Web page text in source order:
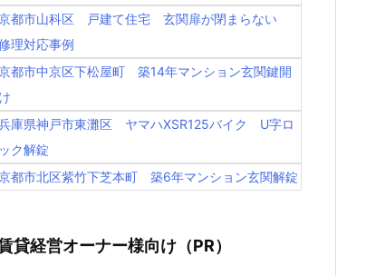
都市山科区 戸建て住宅 玄関扉が閉まらない
理対応事例
都市中京区下松屋町 築14年マンション玄関鍵開
け
庫県神戸市東灘区 ヤマハXSR125バイク U字ロ
ック解錠
都市北区紫竹下芝本町 築6年マンション玄関解錠
貸経営オーナー様向け（PR）